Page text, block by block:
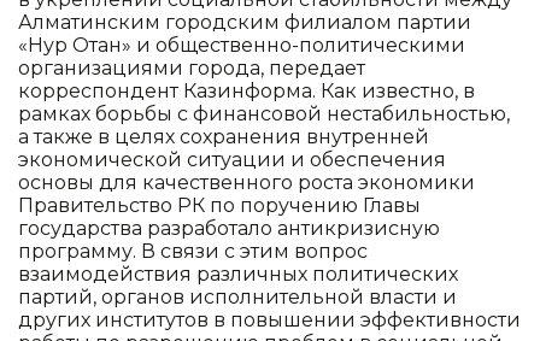
Алматинским городским филиалом партии
«Нур Отан» и общественно-политическими
организациями города, передает
корреспондент Казинформа. Как известно, в
рамках борьбы с финансовой нестабильностью,
а также в целях сохранения внутренней
экономической ситуации и обеспечения
основы для качественного роста экономики
Правительство РК по поручению Главы
государства разработало антикризисную
программу. В связи с этим вопрос
взаимодействия различных политических
партий, органов исполнительной власти и
других институтов в повышении эффективности